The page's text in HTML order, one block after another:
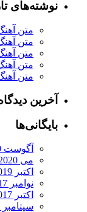
تازه
متن آهنگ نگار
متن آهنگ خنده
متن آهنگ دریا
متن آهنگ
متن آهنگ چرا
دیدگاه‌ها
آگوست 2020
سپتامبر 2017